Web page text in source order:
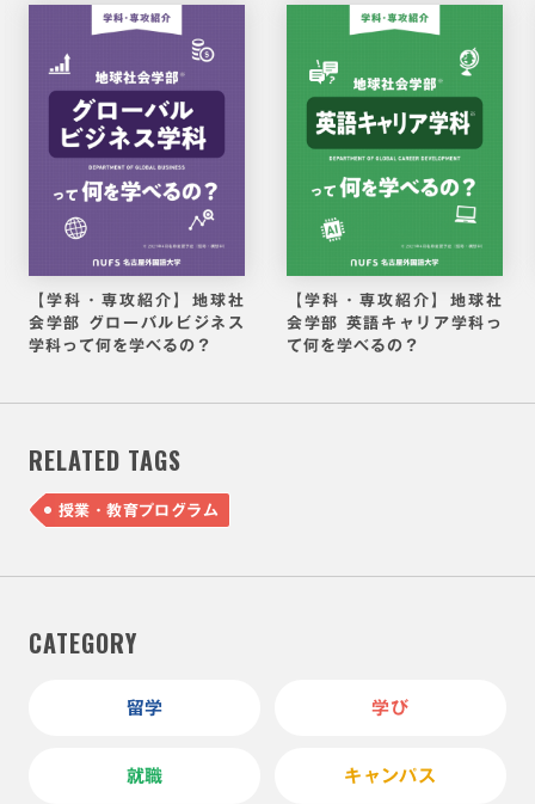
【学科・専攻紹介】地球社
会学部 グローバルビジネス
学科って何を学べるの？
【学科・専攻紹介】地球社
会学部 英語キャリア学科っ
て何を学べるの？
RELATED TAGS
授業・教育プログラム
CATEGORY
留学 学び
就職 キャンパス